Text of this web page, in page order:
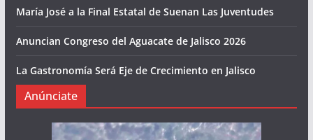
María José a la Final Estatal de Suenan Las Juventudes
Anuncian Congreso del Aguacate de Jalisco 2026
La Gastronomía Será Eje de Crecimiento en Jalisco
Anúnciate